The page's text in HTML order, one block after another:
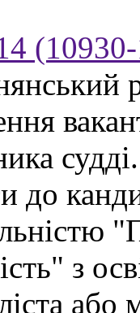
(10930-
судді.
до
з